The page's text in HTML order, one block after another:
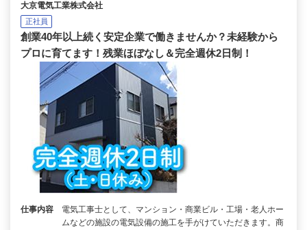
大京電気工業株式会社
正社員
創業40年以上続く安定企業で働きませんか？未経験から
プロに育てます！残業ほぼなし＆完全週休2日制！
仕事内容
電気工事士として、マンション・商業ビル・工場・老人ホー
ムなどの施設の電気設備の施工を手がけていただきます。商